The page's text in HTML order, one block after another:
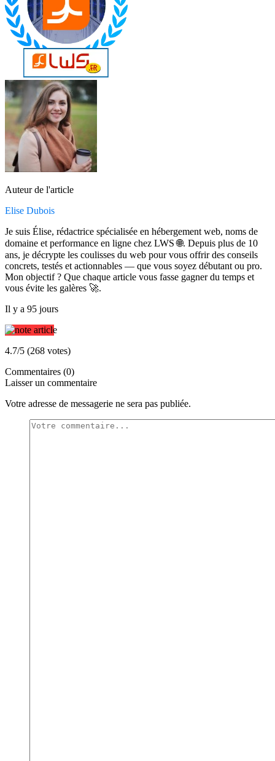
Auteur de l'article
Elise Dubois
Je suis Élise, rédactrice spécialisée en hébergement web, noms de
domaine et performance en ligne chez LWS 🌐. Depuis plus de 10
ans, je décrypte les coulisses du web pour vous offrir des conseils
concrets, testés et actionnables — que vous soyez débutant ou pro.
Mon objectif ? Que chaque article vous fasse gagner du temps et
vous évite les galères 🚀.
Il y a 95 jours
4.7/5 (268 votes)
Commentaires (0)
Laisser un commentaire
Votre adresse de messagerie ne sera pas publiée.